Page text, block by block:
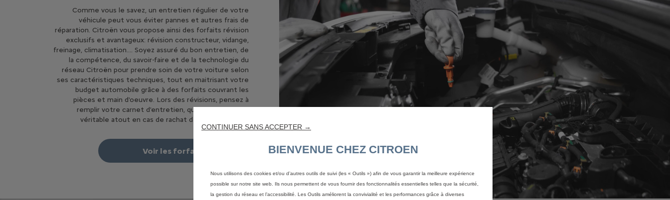
Comme vous le savez, un entretien régulier de votre
véhicule peut vous éviter pannes et autres frais de
réparation. Citroën vous propose ainsi des forfaits révision
exclusifs et avantageux: révision constructeur, vidange,
freinage, climatisation.... Soyez assuré du bon entretien, de
la compétence, du savoir-faire et de la technologie du
réseau Citroën pour prendre soin de votre voiture selon
ses caractéristiques techniques, tout en maitrisant votre
budget automobile grâce à des forfaits couvrant les
pièces et main d'oeuvre. Lors des révisions, pensez à
remplir votre carnet d'entretien, qui s'avère être un
véritable atout en cas de rachat de votre véhicule.
Voir les forfaits
CONTINUER SANS ACCEPTER →
BIENVENUE CHEZ CITROEN
Nous utilisons des cookies et/ou d’autres outils de suivi (les « Outils ») afin de vous garantir la meilleure expérience
possible sur notre site web. Ils nous permettent de vous fournir des fonctionnalités essentielles telles que la sécurité,
la gestion du réseau et l’accessibilité. Les Outils améliorent la convivialité et les performances grâce à diverses